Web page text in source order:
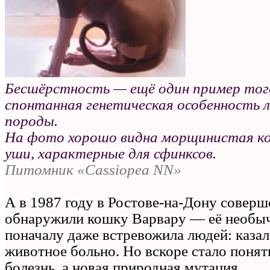
Бесшёрстность — ещё один пример
спонтанная генетическая особенность
породы.
На фото хорошо видна морщинистая
уши, характерные для сфинксов.
Питомник «Cassiopea NN»
А в 1987 году в Ростове‑на‑Дону
обнаружили кошку Варвару — её
поначалу даже встревожила людей:
животное больно. Но вскоре стало